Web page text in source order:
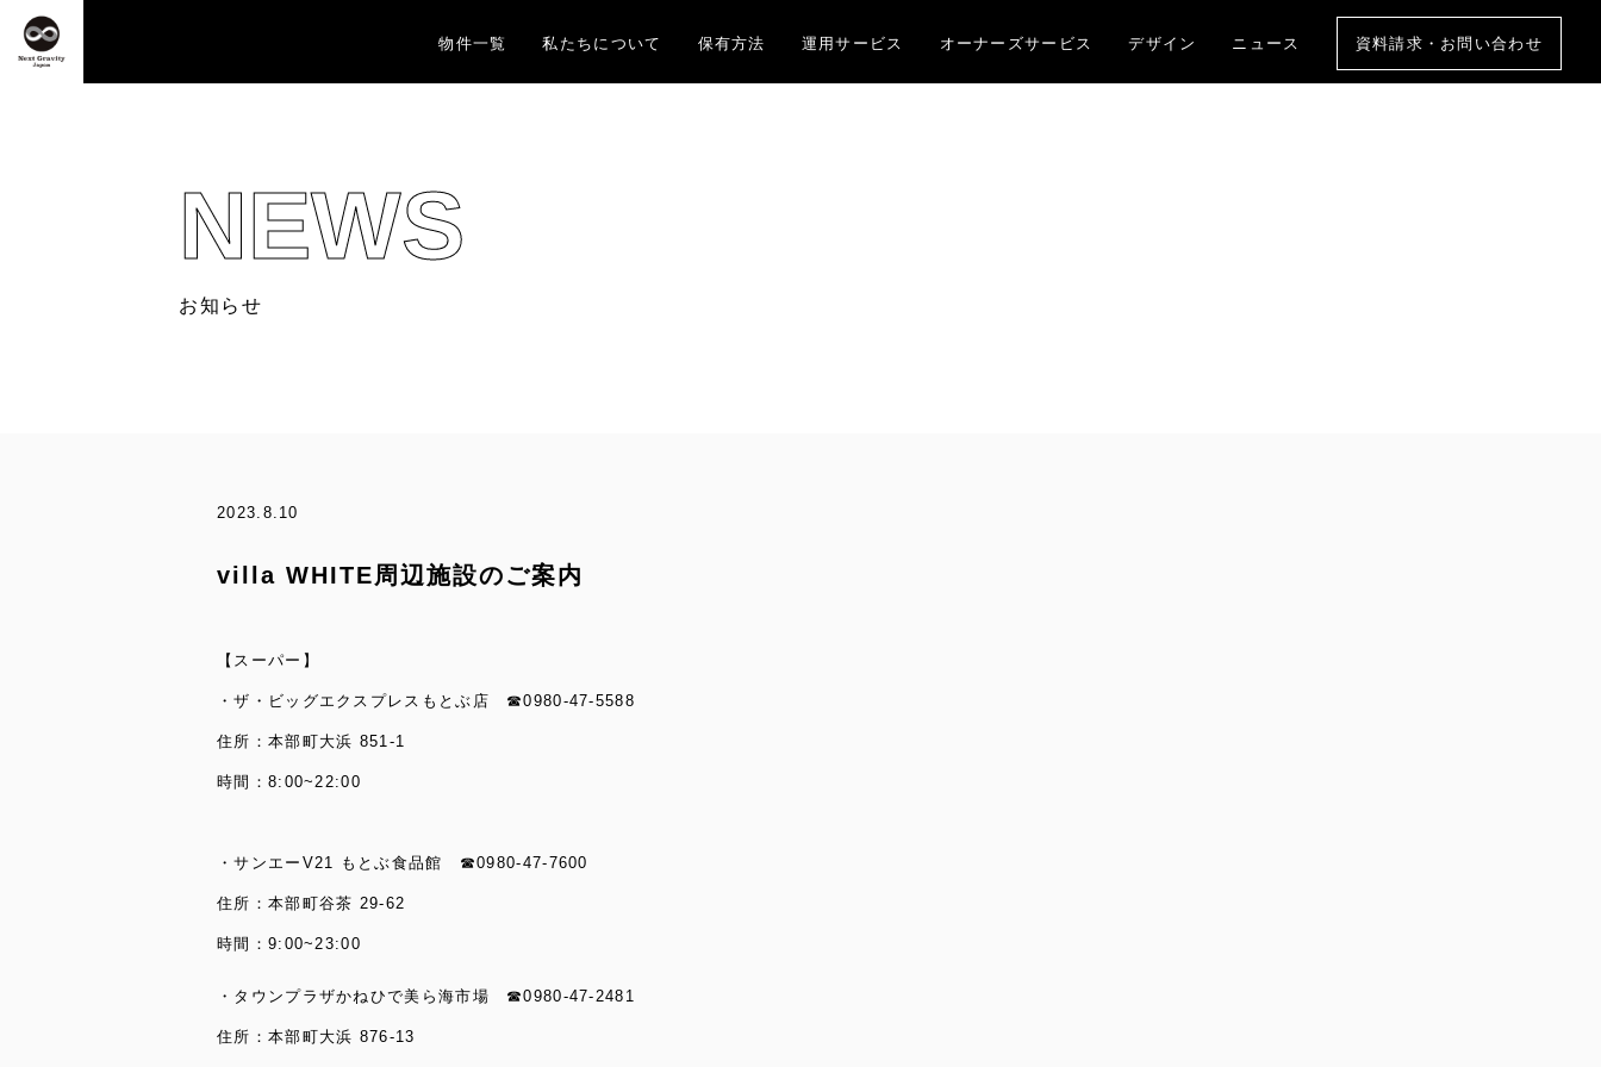
物件一覧 私たちについて 保有方法 運用サービス オーナーズサービス デザイン ニュース 資料請求・お問い合わせ
NEWS
お知らせ
2023.8.10
villa WHITE周辺施設のご案内
【スーパー】
・ザ・ビッグエクスプレスもとぶ店 ☎0980-47-5588
住所：本部町大浜 851-1
時間：8:00~22:00
・サンエーV21 もとぶ食品館 ☎0980-47-7600
住所：本部町谷茶 29-62
時間：9:00~23:00
・タウンプラザかねひで美ら海市場 ☎0980-47-2481
住所：本部町大浜 876-13